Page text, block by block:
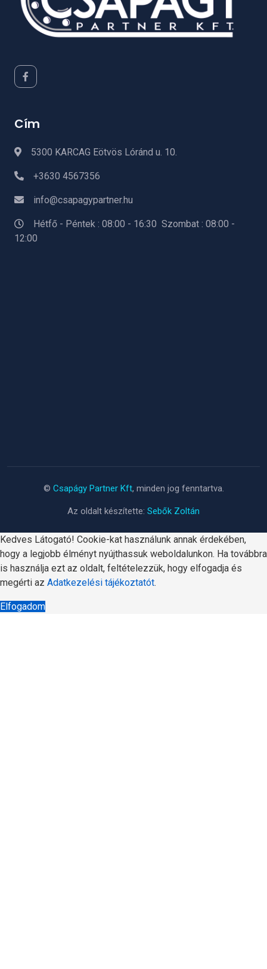
Cím
5300 KARCAG Eötvös Lóránd u. 10.
+3630 4567356
info@csapagypartner.hu
Hétfő - Péntek : 08:00 - 16:30 Szombat : 08:00 -
12:00
© Csapágy Partner Kft, minden jog fenntartva.
Az oldalt készítette: Sebők Zoltán
Kedves Látogató! Cookie-kat használunk annak érdekében,
hogy a legjobb élményt nyújthassuk weboldalunkon. Ha továbbra
is használja ezt az oldalt, feltételezzük, hogy elfogadja és
megérti az Adatkezelési tájékoztatót.
Elfogadom